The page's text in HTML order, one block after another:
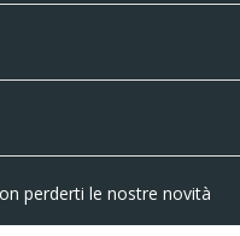
perderti le nostre novità